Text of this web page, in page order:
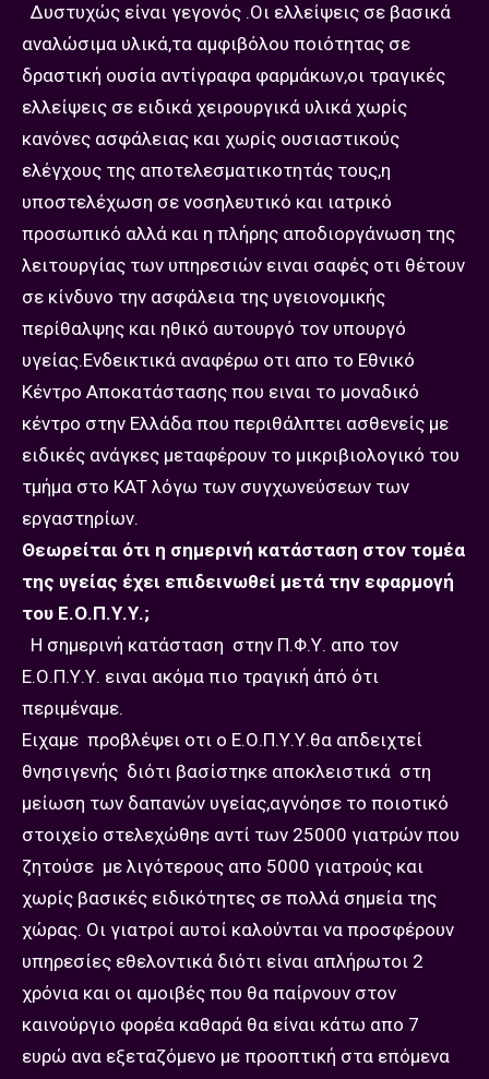
Δυστυχώς είναι γεγονός .Οι ελλείψεις σε βασικά
αναλώσιμα υλικά,τα αμφιβόλου ποιότητας σε
δραστική ουσία αντίγραφα φαρμάκων,οι τραγικές
ελλείψεις σε ειδικά χειρουργικά υλικά χωρίς
κανόνες ασφάλειας και χωρίς ουσιαστικούς
ελέγχους της αποτελεσματικοτητάς τους,η
υποστελέχωση σε νοσηλευτικό και ιατρικό
προσωπικό αλλά και η πλήρης αποδιοργάνωση της
λειτουργίας των υπηρεσιών ειναι σαφές οτι θέτουν
σε κίνδυνο την ασφάλεια της υγειονομικής
περίθαλψης και ηθικό αυτουργό τον υπουργό
υγείας.Ενδεικτικά αναφέρω οτι απο το Εθνικό
Κέντρο Αποκατάστασης που ειναι το μοναδικό
κέντρο στην Ελλάδα που περιθάλπτει ασθενείς με
ειδικές ανάγκες μεταφέρουν το μικριβιολογικό του
τμήμα στο ΚΑΤ λόγω των συγχωνεύσεων των
εργαστηρίων.
Θεωρείται ότι η σημερινή κατάσταση στον τομέα
της υγείας έχει επιδεινωθεί μετά την εφαρμογή
του Ε.Ο.Π.Υ.Υ.;
Η σημερινή κατάσταση στην Π.Φ.Υ. απο τον
Ε.Ο.Π.Υ.Υ. ειναι ακόμα πιο τραγική άπό ότι
περιμέναμε.
Ειχαμε προβλέψει οτι ο Ε.Ο.Π.Υ.Υ.θα απδειχτεί
θνησιγενής διότι βασίστηκε αποκλειστικά στη
μείωση των δαπανών υγείας,αγνόησε το ποιοτικό
στοιχείο στελεχώθηε αντί των 25000 γιατρών που
ζητούσε με λιγότερους απο 5000 γιατρούς και
χωρίς βασικές ειδικότητες σε πολλά σημεία της
χώρας. Oι γιατροί αυτοί καλούνται να προσφέρουν
υπηρεσίες εθελοντικά διότι είναι απλήρωτοι 2
χρόνια και οι αμοιβές που θα παίρνουν στον
καινούργιο φορέα καθαρά θα είναι κάτω απο 7
ευρώ ανα εξεταζόμενο με προοπτική στα επόμενα